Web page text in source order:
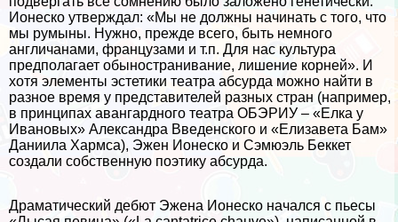
Ионеско утверждал: «Мы не должны начинать с того, что
мы румыны. Нужно, прежде всего, быть немного
англичанами, французами и т.п. Для нас культура
предполагает обыностранивание, лишение корней». И
хотя элементы эстетики театра абсурда можно найти в
разное время у представителей разных стран (например,
в принципах авангардного театра ОБЭРИУ – «Елка у
Ивановых» Александра Введенского и «Елизавета Бам»
Даниила Хармса), Эжен Ионеско и Сэмюэль Беккет
создали собственную поэтику абсурда.
Драматический дебют Эжена Ионеско начался с пьесы